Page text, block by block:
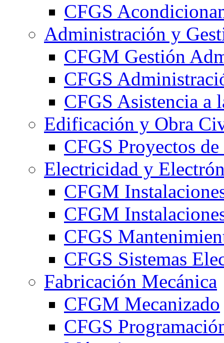
CFGS
Administración y
CFGM Gestión
CFGS
CFGS Asistencia a
Edificación y Obra
CFGS Proyectos
Electricidad y
CFGM
CFGM
CFGS
CFGS Sistemas
Fabricación Mecánica
CFGM Mecanizado
CFGS